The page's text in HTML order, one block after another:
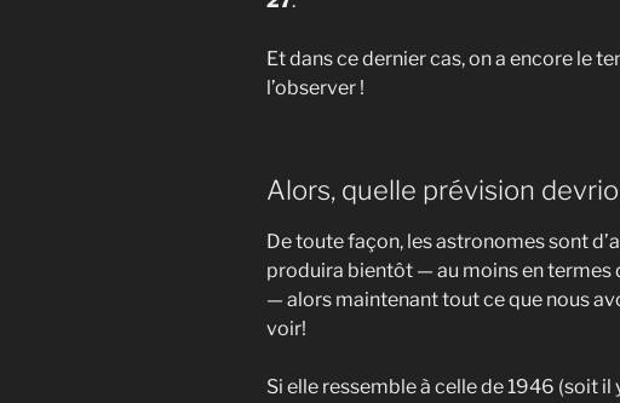
Et dans ce dernier cas, on a encore le
l’observer !
Alors, quelle prévision
De toute façon, les astronomes sont
produira bientôt — au moins en
— alors maintenant tout ce que nous
voir!
Si elle ressemble à celle de 1946 (soit il